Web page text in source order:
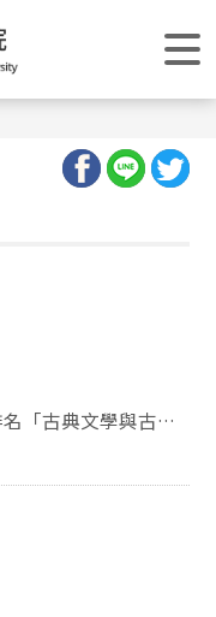
「古典文學與古代
界卓越100支持計
展前瞻研究主題與